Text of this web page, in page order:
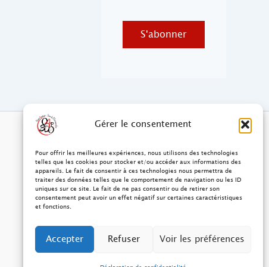
Gérer le consentement
Pour offrir les meilleures expériences, nous utilisons des technologies
telles que les cookies pour stocker et/ou accéder aux informations des
appareils. Le fait de consentir à ces technologies nous permettra de
traiter des données telles que le comportement de navigation ou les ID
uniques sur ce site. Le fait de ne pas consentir ou de retirer son
consentement peut avoir un effet négatif sur certaines caractéristiques
et fonctions.
Accepter Refuser Voir les préférences
S'abonner